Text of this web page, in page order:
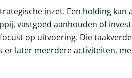
inzet. Een holding kan
vastgoed aanhouden of
op uitvoering. Die
er later meerdere activiteiten,